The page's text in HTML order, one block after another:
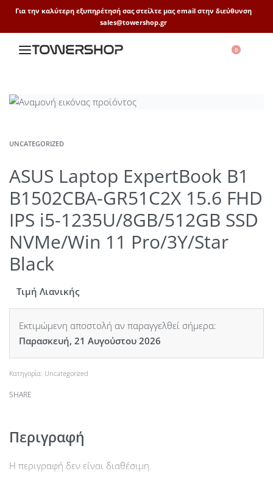
Για την καλύτερη εξυπηρέτησή σας στείλτε μας email στην διεύθυνση
sales@towershop.gr
0
UNCATEGORIZED
ASUS Laptop ExpertBook B1
B1502CBA-GR51C2X 15.6 FHD
IPS i5-1235U/8GB/512GB SSD
NVMe/Win 11 Pro/3Y/Star
Black
Τιμή Λιανικής
Εκτιμώμενη αποστολή αν παραγγελθεί σήμερα:
Παρασκευή, 21 Αυγούστου 2026
Κατηγορία: Uncategorized
SHARE
Περιγραφή
Η περιγραφή δεν είναι διαθέσιμη.